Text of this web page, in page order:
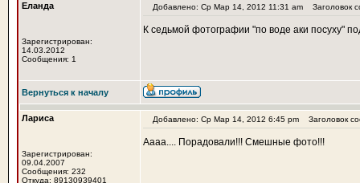
Еланда
Зарегистрирован:
14.03.2012
Сообщения: 1
Добавлено: Ср Мар 14, 2012 11:31 am Заголовок
К седьмой фотографии "по воде аки посуху"
Вернуться к началу
Лариса
Зарегистрирован:
09.04.2007
Сообщения: 232
Откуда: 89130939401
Добавлено: Ср Мар 14, 2012 6:45 pm Заголовок
Аааа.... Порадовали!!! Смешные фото!!!